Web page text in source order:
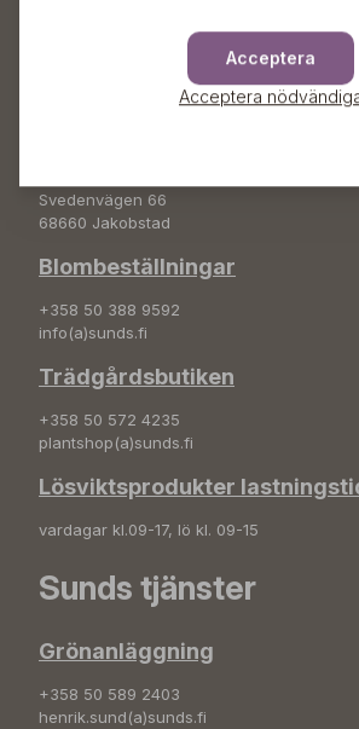
Svedenvägen 66
68660 Jakobstad
Blombeställningar
+358 50 388 9592
info(a)sunds.fi
Trädgårdsbutiken
+358 50 572 4235
plantshop(a)sunds.fi
Lösviktsprodukter
vardagar kl.09-17, lö kl. 09-15
Sunds tjänster
Grönanläggning
+358 50 589 2403
henrik.sund(a)sunds.fi
Acceptera
Acceptera